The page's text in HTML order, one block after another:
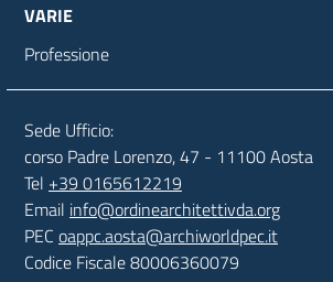
VARIE
Professione
Sede Ufficio:
corso Padre Lorenzo, 47 - 11100 Aosta
Tel +39 0165612219
Email info@ordinearchitettivda.org
PEC oappc.aosta@archiworldpec.it
Codice Fiscale 80006360079